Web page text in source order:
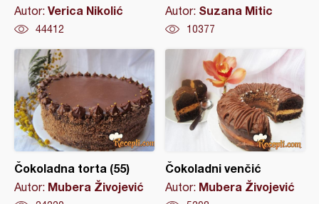
Autor: Verica Nikolić
44412
Autor: Suzana Mitic
10377
Čokoladna torta (55)
Autor: Mubera Živojević
Čokoladni venčić
Autor: Mubera Živojević